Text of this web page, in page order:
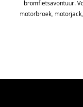
bromfietsavontuur.
motorbroek,